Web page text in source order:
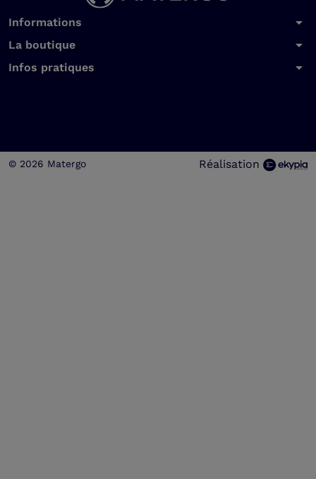
Informations arrow_drop_down
La boutique arrow_drop_down
Infos pratiques arrow_drop_down
© 2026 Matergo Réalisation